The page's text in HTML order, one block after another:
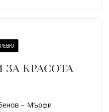
РЕВЮ
за красота
– Мърфи